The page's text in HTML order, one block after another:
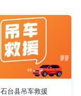
石台县吊车救援